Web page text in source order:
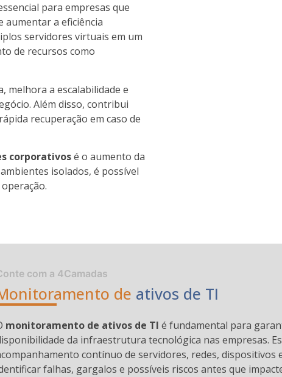
para empresas que
aumentar a eficiência
servidores virtuais em um
de recursos como
melhora a escalabilidade e
Além disso, contribui
recuperação em caso de
corporativosé o aumento da
isolados, é possível
com a 4Camadas
de ativos de TI
monitoramento de ativos de TI é fundamental para
da infraestrutura tecnológica nas empresas.
contínuo de servidores, redes, dispositivos
falhas, gargalos e possíveis riscos antes que